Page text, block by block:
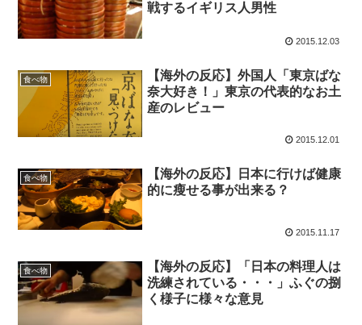
戦するイギリス人男性
2015.12.03
食べ物
【海外の反応】外国人「東京ばな
奈大好き！」東京の代表的なお土
産のレビュー
2015.12.01
食べ物
【海外の反応】日本に行けば健康
的に瘦せる事が出来る？
2015.11.17
食べ物
【海外の反応】「日本の料理人は
洗練されている・・・」ふぐの捌
く様子に様々な意見